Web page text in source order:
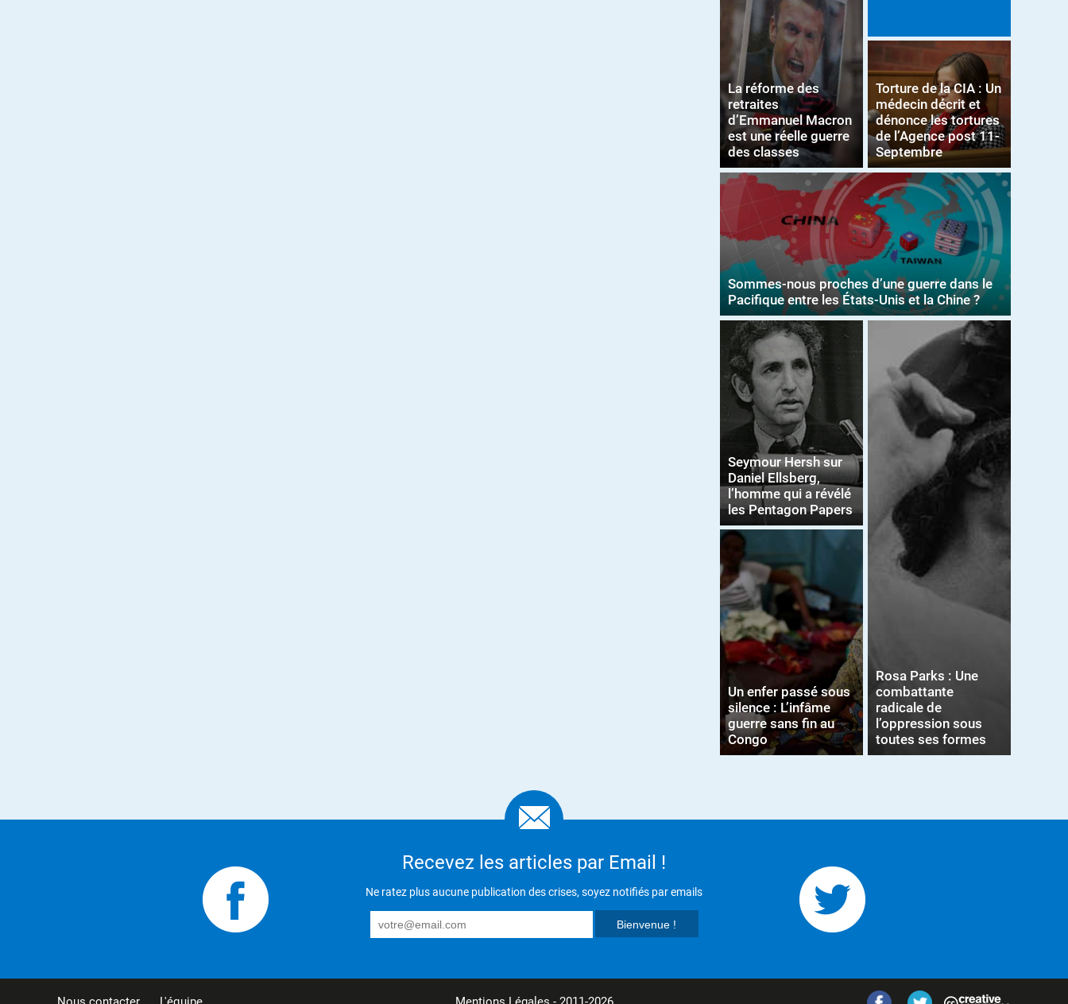
La réforme des
retraites
d’Emmanuel Macron
est une réelle guerre
des classes
Torture de la CIA : Un
médecin décrit et
dénonce les tortures
de l’Agence post 11-
Septembre
Sommes-nous proches d’une guerre dans le
Pacifique entre les États-Unis et la Chine ?
Seymour Hersh sur
Daniel Ellsberg,
l’homme qui a révélé
les Pentagon Papers
Un enfer passé sous
silence : L’infâme
guerre sans fin au
Congo
Rosa Parks : Une
combattante
radicale de
l’oppression sous
toutes ses formes
Recevez les articles par Email !
Ne ratez plus aucune publication des crises, soyez notifiés par emails